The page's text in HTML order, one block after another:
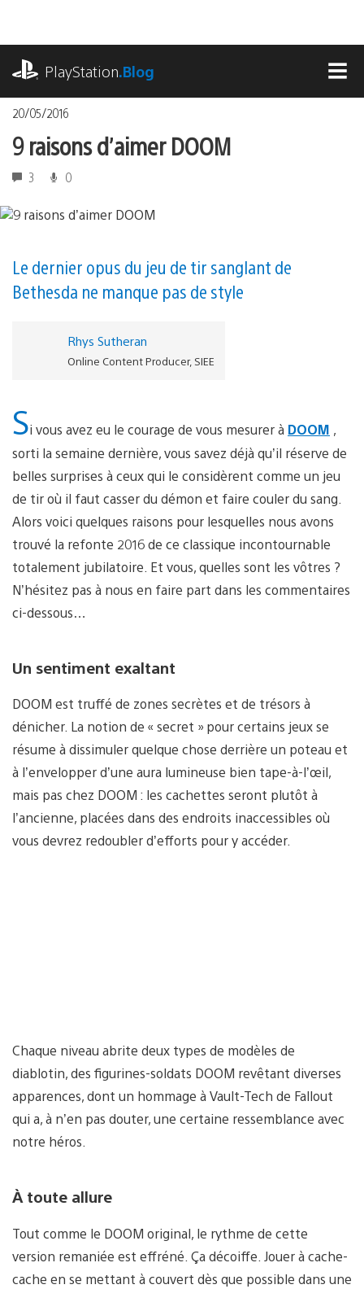
contenu
PlayStation.Blog
20/05/2016
9 raisons d’aimer DOOM
3 0
Le dernier opus du jeu de tir sanglant de
Bethesda ne manque pas de style
Rhys Sutheran
Online Content Producer, SIEE
Si vous avez eu le courage de vous mesurer à DOOM ,
sorti la semaine dernière, vous savez déjà qu’il réserve de
belles surprises à ceux qui le considèrent comme un jeu
de tir où il faut casser du démon et faire couler du sang.
Alors voici quelques raisons pour lesquelles nous avons
trouvé la refonte 2016 de ce classique incontournable
totalement jubilatoire. Et vous, quelles sont les vôtres ?
N’hésitez pas à nous en faire part dans les commentaires
ci-dessous…
Un sentiment exaltant
DOOM est truffé de zones secrètes et de trésors à
dénicher. La notion de « secret » pour certains jeux se
résume à dissimuler quelque chose derrière un poteau et
à l’envelopper d’une aura lumineuse bien tape-à-l’œil,
mais pas chez DOOM : les cachettes seront plutôt à
l’ancienne, placées dans des endroits inaccessibles où
vous devrez redoubler d’efforts pour y accéder.
Chaque niveau abrite deux types de modèles de
diablotin, des figurines-soldats DOOM revêtant diverses
apparences, dont un hommage à Vault-Tech de Fallout
qui a, à n’en pas douter, une certaine ressemblance avec
notre héros.
À toute allure
Tout comme le DOOM original, le rythme de cette
version remaniée est effréné. Ça décoiffe. Jouer à cache-
cache en se mettant à couvert dès que possible dans une